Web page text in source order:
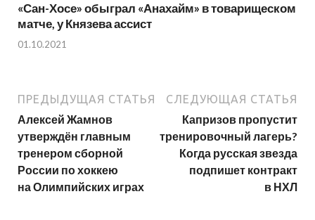
«Сан-Хосе» обыграл «Анахайм» в товарищеском
матче, у Князева ассист
01.10.2021
ПРЕДЫДУЩАЯ СТАТЬЯ
Алексей Жамнов
утверждён главным
тренером сборной
России по хоккею
на Олимпийских играх
СЛЕДУЮЩАЯ СТАТЬЯ
Капризов пропустит
тренировочный лагерь?
Когда русская звезда
подпишет контракт
в НХЛ